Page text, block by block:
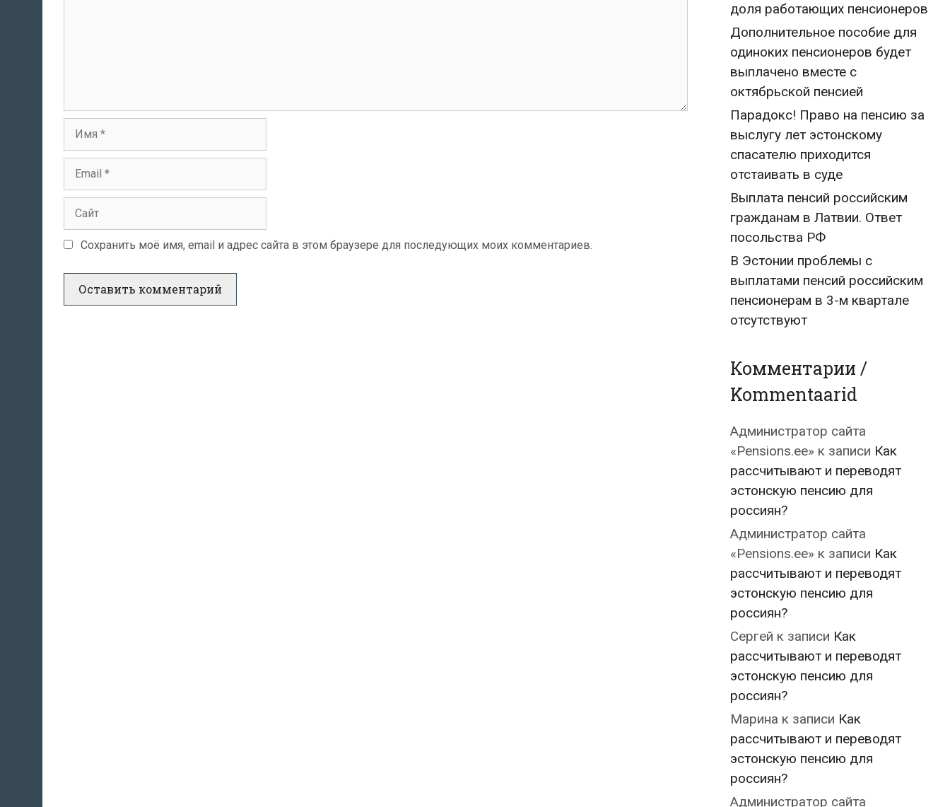
Сохранить моё имя, email и адрес сайта в этом браузере для последующих моих комментариев.
доля работающих пенсионеров
Дополнительное пособие для
одиноких пенсионеров будет
выплачено вместе с
октябрьской пенсией
Парадокс! Право на пенсию за
выслугу лет эстонскому
спасателю приходится
отстаивать в суде
Выплата пенсий российским
гражданам в Латвии. Ответ
посольства РФ
В Эстонии проблемы с
выплатами пенсий российским
пенсионерам в 3-м квартале
отсутствуют
Комментарии /
Kommentaarid
Администратор сайта
«Pensions.ee» к записи Как
рассчитывают и переводят
эстонскую пенсию для
россиян?
Администратор сайта
«Pensions.ee» к записи Как
рассчитывают и переводят
эстонскую пенсию для
россиян?
Сергей к записи Как
рассчитывают и переводят
эстонскую пенсию для
россиян?
Марина к записи Как
рассчитывают и переводят
эстонскую пенсию для
россиян?
Администратор сайта